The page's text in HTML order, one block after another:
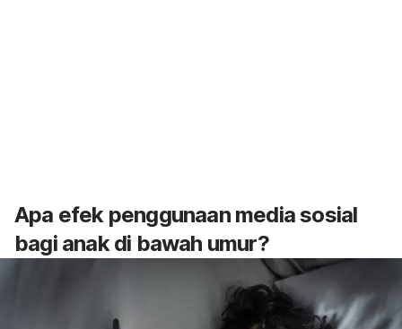
Apa efek penggunaan media sosial
bagi anak di bawah umur?